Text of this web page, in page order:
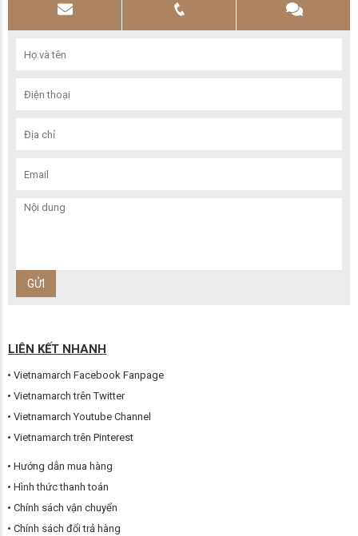
LIÊN KẾT NHANH
Vietnamarch Facebook Fanpage
Vietnamarch trên Twitter
Vietnamarch Youtube Channel
Vietnamarch trên Pinterest
Hướng dẫn mua hàng
Hình thức thanh toán
Chính sách vận chuyển
Chính sách đổi trả hàng